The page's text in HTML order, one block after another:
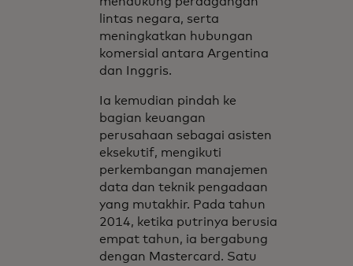
lintas negara, serta
meningkatkan hubungan
komersial antara Argentina
dan Inggris.
Ia kemudian pindah ke
bagian keuangan
perusahaan sebagai asisten
eksekutif, mengikuti
perkembangan manajemen
data dan teknik pengadaan
yang mutakhir. Pada tahun
2014, ketika putrinya berusia
empat tahun, ia bergabung
dengan Mastercard. Satu